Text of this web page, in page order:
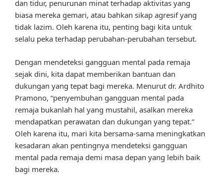
dan tidur, penurunan minat terhadap aktivitas yang
biasa mereka gemari, atau bahkan sikap agresif yang
tidak lazim. Oleh karena itu, penting bagi kita untuk
selalu peka terhadap perubahan-perubahan tersebut.
Dengan mendeteksi gangguan mental pada remaja
sejak dini, kita dapat memberikan bantuan dan
dukungan yang tepat bagi mereka. Menurut dr. Ardhito
Pramono, “penyembuhan gangguan mental pada
remaja bukanlah hal yang mustahil, asalkan mereka
mendapatkan perawatan dan dukungan yang tepat.”
Oleh karena itu, mari kita bersama-sama meningkatkan
kesadaran akan pentingnya mendeteksi gangguan
mental pada remaja demi masa depan yang lebih baik
bagi mereka.